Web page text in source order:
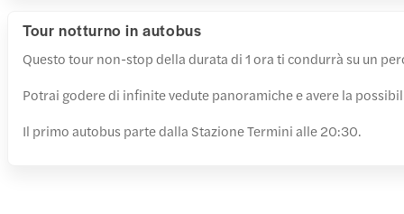
Tour notturno in autobus
Questo tour non-stop della durata di 1 ora ti condurrà su un
Potrai godere di infinite vedute panoramiche e avere la
Il primo autobus parte dalla Stazione Termini alle 20:30.